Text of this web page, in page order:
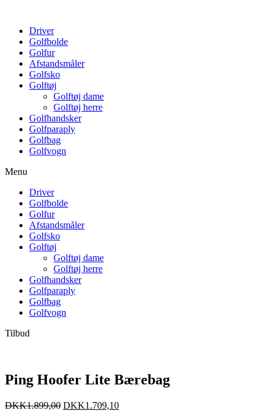
Driver
Golfbolde
Golfur
Afstandsmåler
Golfsko
Golftøj
Golftøj dame
Golftøj herre
Golfhandsker
Golfparaply
Golfbag
Golfvogn
Menu
Driver
Golfbolde
Golfur
Afstandsmåler
Golfsko
Golftøj
Golftøj dame
Golftøj herre
Golfhandsker
Golfparaply
Golfbag
Golfvogn
Tilbud
Ping Hoofer Lite Bærebag
DKK1.899,00 DKK1.709,10